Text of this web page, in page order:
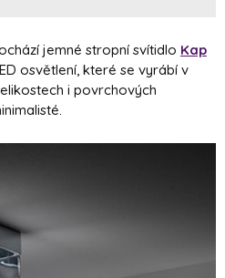
jemné stropní svítidlo Kap
osvětlení, které se vyrábí v
i povrchových